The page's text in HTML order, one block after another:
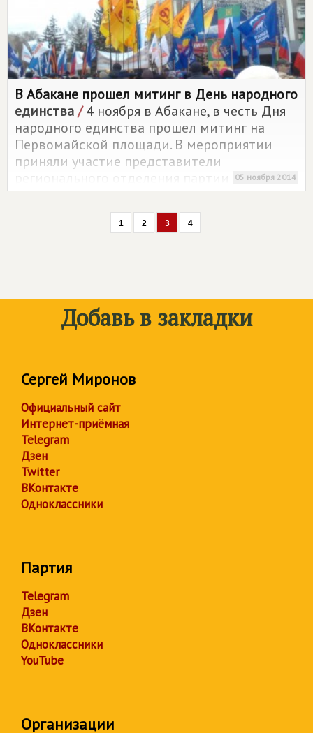
В Абакане прошел митинг в День народного
единства/4 ноября в Абакане, в честь Дня
народного единства прошел митинг на
Первомайской площади. В мероприятии
приняли участие представители
СПРАВЕДЛИВАЯ РОССИЯв Республике
05 ноября 2014
1 2 3 4
Добавь в закладки
Сергей Миронов
Официальный сайт
Интернет-приёмная
Telegram
Дзен
Twitter
ВКонтакте
Одноклассники
Партия
Telegram
Дзен
ВКонтакте
Одноклассники
YouTube
Организации